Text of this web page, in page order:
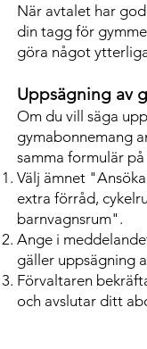
När avtalet har
din tagg för
göra något
Uppsägning av
Om du vill säga
gymabonnemang
samma formulär
Välj ämnet
extra förråd,
barnvagnsrum".
Ange i
gäller uppsägning
Förvaltaren
och avslutar ditt